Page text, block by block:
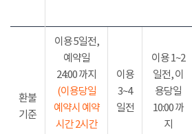
환불
기준
이용 5일전,
예약일
24:00 까지
(이용당일
예약시 예약
시간 2시간
이용
3~4
일전
이용 1~2
일전, 이
용당일
10:00 까
지